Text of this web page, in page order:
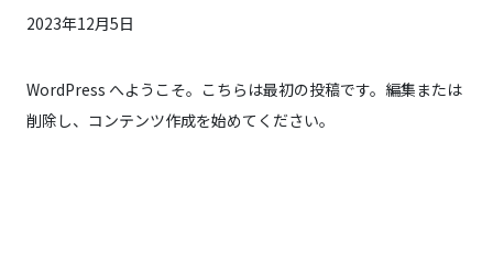
2023年12月5日
WordPress へようこそ。こちらは最初の投稿です。編集または
削除し、コンテンツ作成を始めてください。